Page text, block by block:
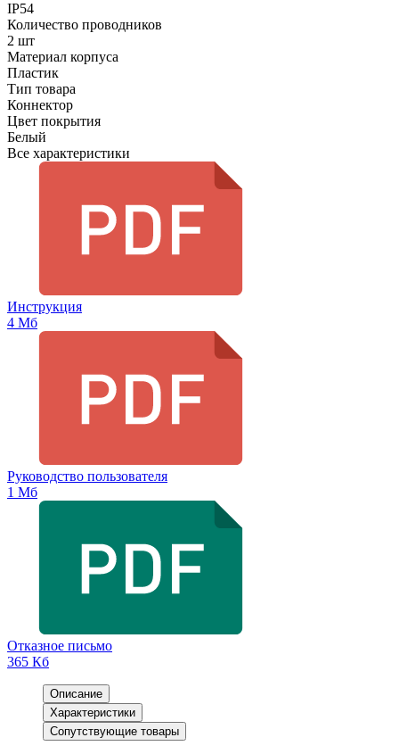
IP54
Количество проводников
2 шт
Материал корпуса
Пластик
Тип товара
Коннектор
Цвет покрытия
Белый
Все характеристики
Инструкция
4 Мб
Руководство пользователя
1 Мб
Отказное письмо
365 Кб
Описание
Характеристики
Сопутствующие товары